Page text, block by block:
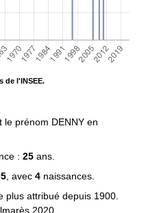
de l'INSEE.
le prénom DENNY en
: 25 ans.
, avec 4 naissances.
plus attribué depuis 1900.
2020.